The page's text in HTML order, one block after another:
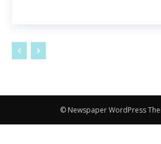
© Newspaper WordPress